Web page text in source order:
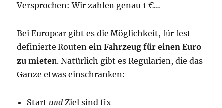
Versprochen: Wir zahlen genau 1 €…
Bei Europcar gibt es die Möglichkeit, für fest
definierte Routen ein Fahrzeug für einen Euro
zu mieten. Natürlich gibt es Regularien, die das
Ganze etwas einschränken:
Start und Ziel sind fix